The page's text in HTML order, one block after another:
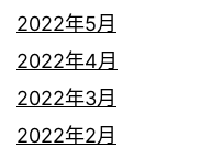
2022年5月
2022年4月
2022年3月
2022年2月